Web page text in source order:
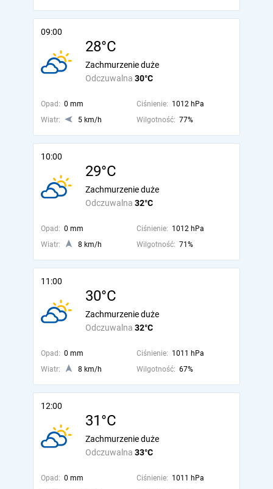
09:00
28°C
Odczuwalna 30°C
Zachmurzenie duże
Opad: 0 mm Ciśnienie: 1012 hPa
Wiatr:
5 km/h Wilgotność: 77%
10:00
29°C
Odczuwalna 32°C
Zachmurzenie duże
Opad: 0 mm Ciśnienie: 1012 hPa
Wiatr:
8 km/h Wilgotność: 71%
11:00
30°C
Odczuwalna 32°C
Zachmurzenie duże
Opad: 0 mm Ciśnienie: 1011 hPa
Wiatr:
8 km/h Wilgotność: 67%
12:00
31°C
Odczuwalna 33°C
Zachmurzenie duże
Opad: 0 mm Ciśnienie: 1011 hPa